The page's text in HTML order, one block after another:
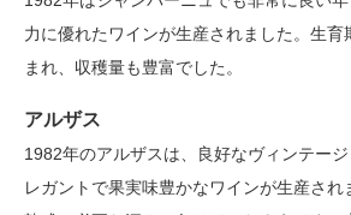
力に優れたワインが生産されました。生
まれ、収穫量も豊富でした。
アルザス
1982年のアルザスは、良好なヴィンテー
レガントで果実味豊かなワインが生産され